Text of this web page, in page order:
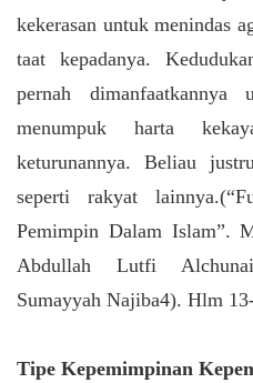
kekerasan untuk menindas
taat kepadanya.
pernah dimanfaatkannya
menumpuk harta
keturunannya. Beliau
seperti rakyat
Pemimpin Dalam Islam”.
Abdullah Lutfi
Sumayyah Najiba4). Hlm
Tipe Kepemimpinan